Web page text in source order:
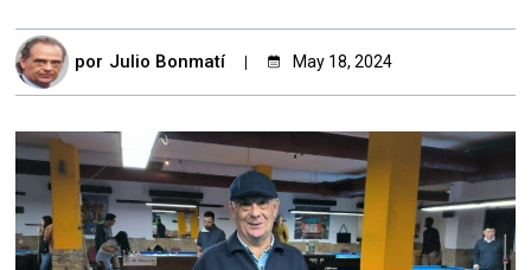
por Julio Bonmatí May 18, 2024